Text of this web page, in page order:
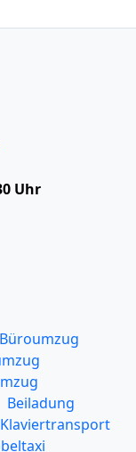
Uhr
Büroumzug
Beiladung
Klaviertransport